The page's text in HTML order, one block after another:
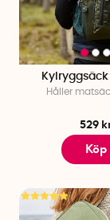
den populära
med som
Håller
529
Köp